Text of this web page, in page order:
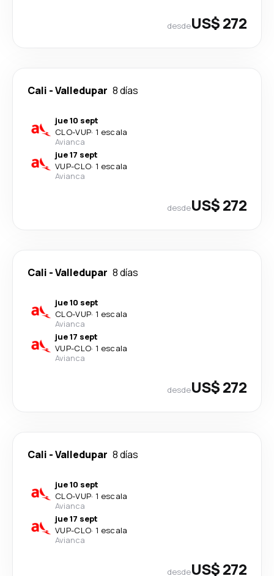
desdeUS$ 272
Cali -Valledupar 8 días
jue 10 sept
CLO-VUP· 1 escala
Avianca
jue 17 sept
VUP-CLO· 1 escala
Avianca
desdeUS$ 272
Cali -Valledupar 8 días
jue 10 sept
CLO-VUP· 1 escala
Avianca
jue 17 sept
VUP-CLO· 1 escala
Avianca
desdeUS$ 272
Cali -Valledupar 8 días
jue 10 sept
CLO-VUP· 1 escala
Avianca
jue 17 sept
VUP-CLO· 1 escala
Avianca
desdeUS$ 272